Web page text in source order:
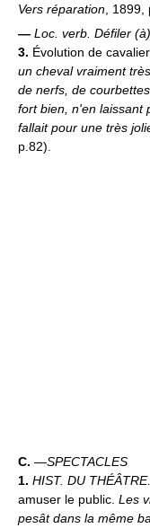
Vers réparation , 1899,
— Loc. verb. Défiler
3. Évolution de
un cheval vraiment
de nerfs, de
fort bien, n'en laissant
fallait pour une très
p.82).
C. —SPECTACLES
1. HIST. DU THÉÂTRE.
amuser le public. Les
pesât dans la même